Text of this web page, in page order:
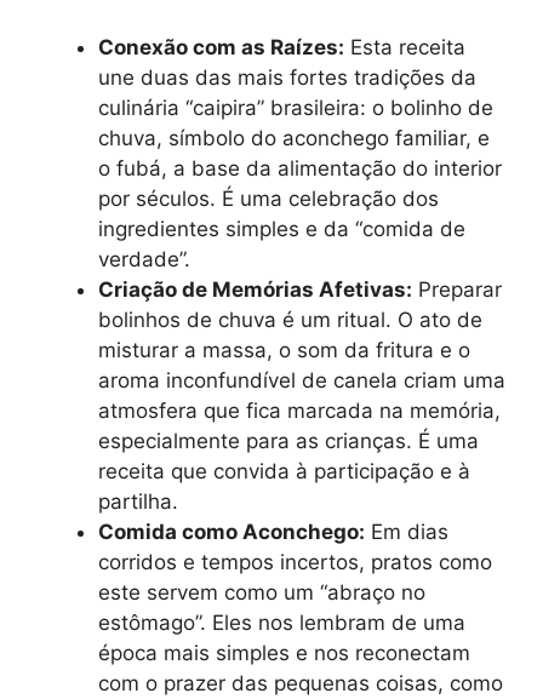
Conexão com as Raízes: Esta receita
une duas das mais fortes tradições da
culinária “caipira” brasileira: o bolinho de
chuva, símbolo do aconchego familiar, e
o fubá, a base da alimentação do interior
por séculos. É uma celebração dos
ingredientes simples e da “comida de
verdade”.
Criação de Memórias Afetivas: Preparar
bolinhos de chuva é um ritual. O ato de
misturar a massa, o som da fritura e o
aroma inconfundível de canela criam uma
atmosfera que fica marcada na memória,
especialmente para as crianças. É uma
receita que convida à participação e à
partilha.
Comida como Aconchego: Em dias
corridos e tempos incertos, pratos como
este servem como um “abraço no
estômago”. Eles nos lembram de uma
época mais simples e nos reconectam
com o prazer das pequenas coisas, como